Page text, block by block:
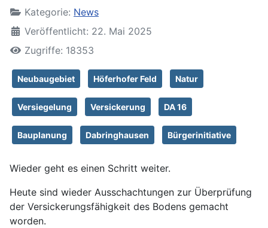
Kategorie: News
Veröffentlicht: 22. Mai 2025
Zugriffe: 18353
Neubaugebiet Höferhofer Feld Natur
Versiegelung Versickerung DA 16
Bauplanung Dabringhausen Bürgerinitiative
Wieder geht es einen Schritt weiter.
Heute sind wieder Ausschachtungen zur Überprüfung
der Versickerungsfähigkeit des Bodens gemacht
worden.